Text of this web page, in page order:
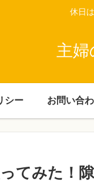
休日
主婦
シー お問い合
てみた！